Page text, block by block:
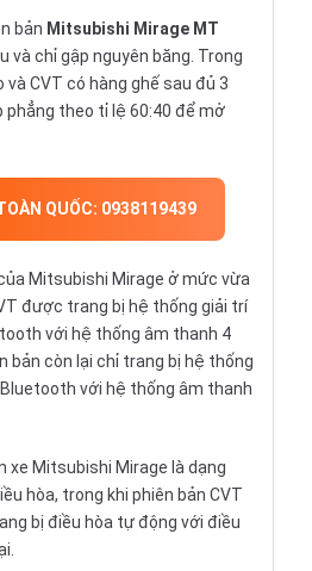
bản Mitsubishi Mirage MT
và chỉ gập nguyên băng. Trong
và CVT có hàng ghế sau đủ 3
phẳng theo tỉ lệ 60:40 để mở
QUỐC: 0938119439
Mitsubishi Mirage ở mức vừa
được trang bị hệ thống giải trí
với hệ thống âm thanh 4
bản còn lại chỉ trang bị hệ thống
với hệ thống âm thanh
xe Mitsubishi Mirage là dạng
hòa, trong khi phiên bản CVT
bị điều hòa tự động với điều